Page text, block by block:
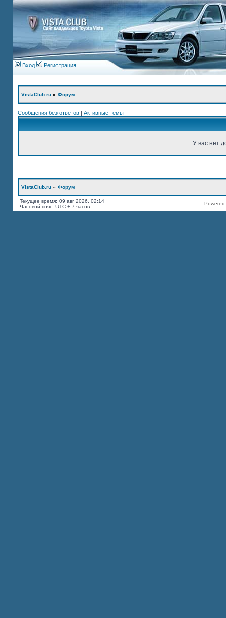
Вход Регистрация
VistaClub.ru » Форум
Сообщения без ответов | Активные темы
У вас нет
VistaClub.ru » Форум
Текущее время: 09 авг 2026, 02:14
Часовой пояс: UTC + 7 часов